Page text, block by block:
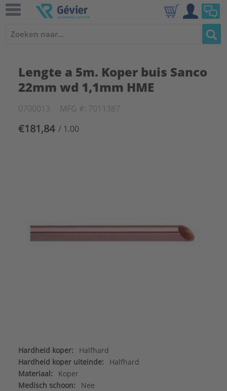
Lengte a 5m. Koper buis Sanco
22mm wd 1,1mm HME
0700013 MFG #: 7011387
€181,84 / 1.00
Hardheid koper:
Halfhard
Hardheid koper uiteinde:
Halfhard
Materiaal:
Koper
Medisch schoon:
Nee